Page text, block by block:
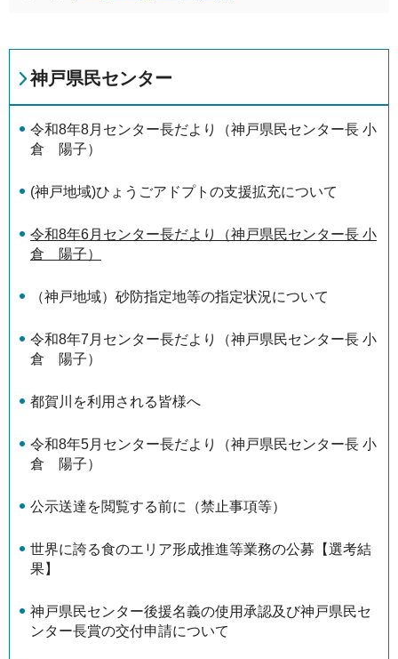
神戸県民センター
令和8年8月センター長だより（神戸県民センター長 小
倉 陽子）
(神戸地域)ひょうごアドプトの支援拡充について
令和8年6月センター長だより（神戸県民センター長 小
倉 陽子）
（神戸地域）砂防指定地等の指定状況について
令和8年7月センター長だより（神戸県民センター長 小
倉 陽子）
都賀川を利用される皆様へ
令和8年5月センター長だより（神戸県民センター長 小
倉 陽子）
公示送達を閲覧する前に（禁止事項等）
世界に誇る食のエリア形成推進等業務の公募【選考結
果】
神戸県民センター後援名義の使用承認及び神戸県民セ
ンター長賞の交付申請について